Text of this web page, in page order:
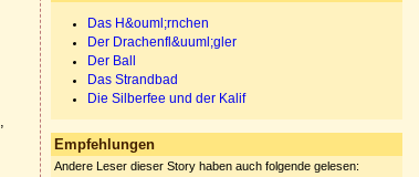
Das H&ouml;rnchen
Der Drachenfl&uuml;gler
Der Ball
Das Strandbad
Die Silberfee und der Kalif
Empfehlungen
Andere Leser dieser Story haben auch folgende gelesen: